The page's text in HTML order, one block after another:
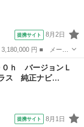
提携サイト 8月2日
ド名： ＣＴ２００
成皮革シート メモ
０ｈ バージョンＬ
ラス 純正ナビ…
提携サイト 8月1日